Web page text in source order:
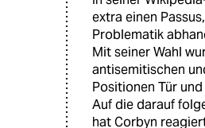
extra einen
Problematik
Mit seiner Wahl
antisemitischen
Positionen Tür
Auf die darauf
hat Corbyn